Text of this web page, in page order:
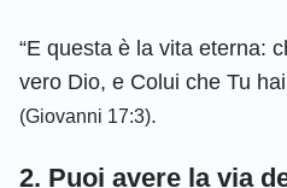
“E questa è la vita eterna:
vero Dio, e Colui che Tu
(Giovanni 17:3).
2. Puoi avere la via